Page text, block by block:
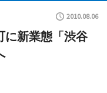
2010.08.06
に新業態「渋谷